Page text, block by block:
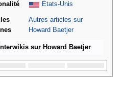
États-Unis
Autres articles sur
Howard Baetjer
Interwikis sur Howard Baetjer